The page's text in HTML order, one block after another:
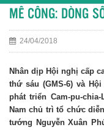
MÊ CÔNG: DÒNG
24/04/2018
Nhân dịp Hội nghị cấp
thứ sáu (GMS-6) và
phát triển Cam-pu-
Nam chủ trì tổ chức
tướng Nguyễn Xuân